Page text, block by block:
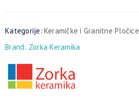
Kategorije: Keramičke i Granitne Pločice
Brand: Zorka Keramika